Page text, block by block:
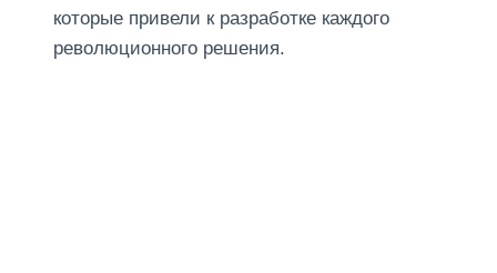
которые привели к разработке каждого
революционного решения.